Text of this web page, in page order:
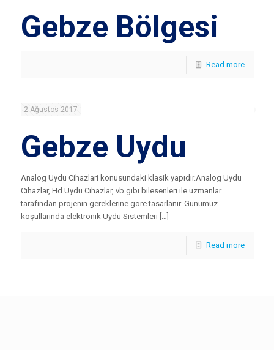
Gebze Bölgesi
Read more
2 Ağustos 2017
Gebze Uydu
Analog Uydu Cihazlari konusundaki klasik yapıdır.Analog Uydu
Cihazlar, Hd Uydu Cihazlar, vb gibi bilesenleri ile uzmanlar
tarafından projenin gereklerine göre tasarlanır. Günümüz
koşullarında elektronik Uydu Sistemleri […]
Read more